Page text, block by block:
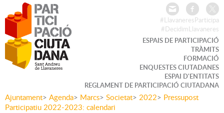
#LlavaneresParticipa
#DecidimLlavaneres
ESPAIS DE PARTICIPACIÓ
TRÀMITS
FORMACIÓ
ENQUESTES CIUTADANES
ESPAI D'ENTITATS
REGLAMENT DE PARTICIPACIÓ CIUTADANA
Ajuntament> Agenda> Marcs> Societat> 2022> Pressupost
Participatiu 2022-2023: calendari